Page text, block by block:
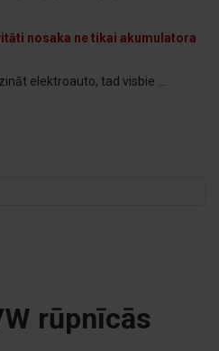
rūpnīcās
nosaka ne tikai akumulatora
elektroauto, tad visbie ...